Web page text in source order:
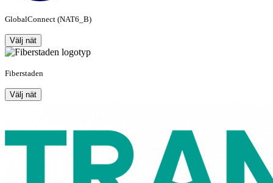
GlobalConnect (NAT6_B)
Välj nät
Fiberstaden
Välj nät